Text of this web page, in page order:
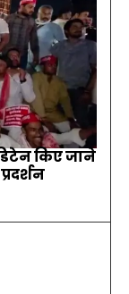
किए जाने